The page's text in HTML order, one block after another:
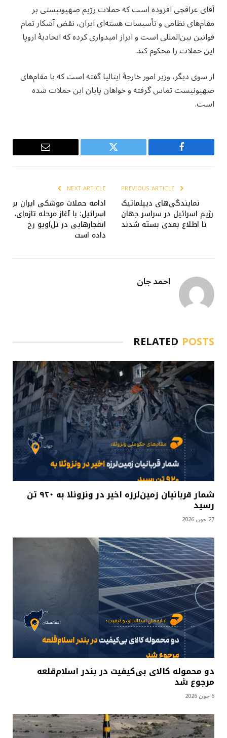
آقای عراقچی افزوده است که حملات رژیم صهیونیستی بر
مقام‌های نظامی و تأسیسات هسته‌ای ایران، نقض آشکار تمام
قوانین بین‌المللی است و ابراز امیدواری کرده که اتحادیهٔ اروپا
این حملات را محکوم کند.
از سوی دیگر، وزیر امور خارجهٔ ایتالیا گفته است که با مقام‌های
صهیونیست تماس گرفته و خواهان پایان این حملات شده
است.
Facebook
Twitter
Email
نمایندگی‌های دیپلماتیک
رژیم اسرائیل در سراسر جهان
تا اطلاع بعدی بسته شدند
NEXT ARTICLE
ادامه حملات موشکی ایران بر
اسرائیل؛ با آغاز مرحله تازه‌ای،
انفجارهایی در تل‌آویو رخ
داده است
احمد جان
RELATED POSTS
شمار قربانیان زمین‌لرزه اخیر در ونزوئلا به ۹۲۰ تن
رسید
27 جون 2026
دو محموله کالای بی‌کیفیت در بندر اسلام‌قلعه
مرجوع شد
6 جون 2026